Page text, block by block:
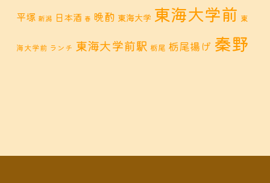
平塚 新潟 日本酒 春 晩酌 東海大学 東海大学前 東
海大学前 ランチ 東海大学前駅 栃尾 栃尾揚げ 秦野
ィナー鶴巻 ランチ鶴巻 定食鶴巻温